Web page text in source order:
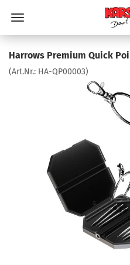
Harrows Premium Quick
(Art.Nr.: HA-QP00003)